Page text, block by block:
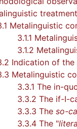
Metalinguistic
3.1.1
3.1.2
Indication of
Metalinguistic
3.3.1 The in-
3.3.2 The if-I-
3.3.3 The so-
3.3.4 The "